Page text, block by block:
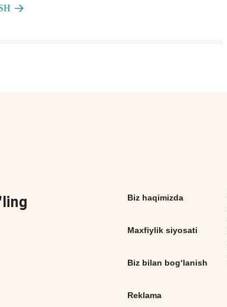
Biz haqimizda
Maxfiylik siyosati
Biz bilan bog‘lanish
Reklama